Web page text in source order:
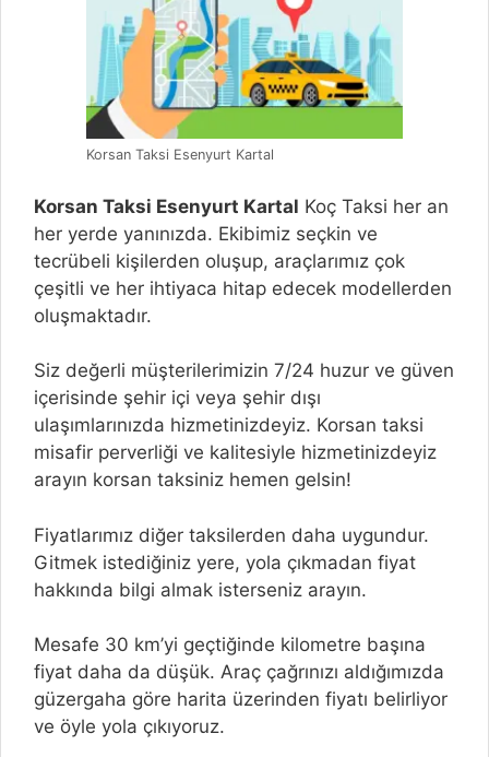
Korsan Taksi Esenyurt Kartal
Korsan Taksi Esenyurt Kartal Koç Taksi her an
her yerde yanınızda. Ekibimiz seçkin ve
tecrübeli kişilerden oluşup, araçlarımız çok
çeşitli ve her ihtiyaca hitap edecek modellerden
oluşmaktadır.
Siz değerli müşterilerimizin 7/24 huzur ve güven
içerisinde şehir içi veya şehir dışı
ulaşımlarınızda hizmetinizdeyiz. Korsan taksi
misafir perverliği ve kalitesiyle hizmetinizdeyiz
arayın korsan taksiniz hemen gelsin!
Fiyatlarımız diğer taksilerden daha uygundur.
Gitmek istediğiniz yere, yola çıkmadan fiyat
hakkında bilgi almak isterseniz arayın.
Mesafe 30 km’yi geçtiğinde kilometre başına
fiyat daha da düşük. Araç çağrınızı aldığımızda
güzergaha göre harita üzerinden fiyatı belirliyor
ve öyle yola çıkıyoruz.